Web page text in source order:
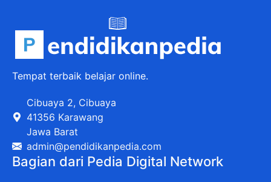
Tempat terbaik belajar online.
Cibuaya 2, Cibuaya
41356 Karawang
Jawa Barat
admin@pendidikanpedia.com
Bagian dari Pedia Digital Network